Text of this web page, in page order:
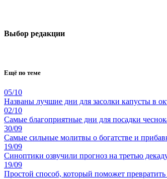
Выбор редакции
Ещё по теме
05/10
Названы лучшие дни для засолки капусты в
02/10
Самые благоприятные дни для посадки
30/09
Самые сильные молитвы о богатстве и
19/09
Синоптики озвучили прогноз на третью
19/09
Простой способ, который поможет